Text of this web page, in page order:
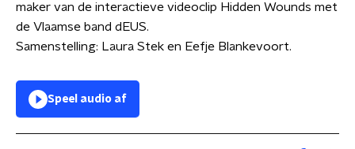
maker van de interactieve videoclip Hidden Wounds met
de Vlaamse band dEUS.
Samenstelling: Laura Stek en Eefje Blankevoort.
Speel audio af